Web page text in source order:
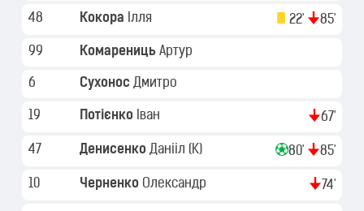
48 Кокора Ілля 22' 85'
99 Комарениць Артур
6 Сухонос Дмитро
19 Потієнко Іван 67'
47 Денисенко Данііл (K) 80' 85'
10 Черненко Олександр 74'